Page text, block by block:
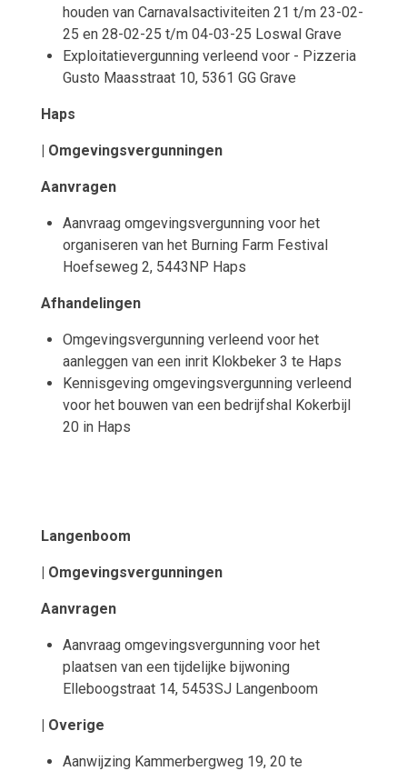
houden van Carnavalsactiviteiten 21 t/m 23-02-
25 en 28-02-25 t/m 04-03-25 Loswal Grave
Exploitatievergunning verleend voor - Pizzeria
Gusto Maasstraat 10, 5361 GG Grave
Haps
| Omgevingsvergunningen
Aanvragen
Aanvraag omgevingsvergunning voor het
organiseren van het Burning Farm Festival
Hoefseweg 2, 5443NP Haps
Afhandelingen
Omgevingsvergunning verleend voor het
aanleggen van een inrit Klokbeker 3 te Haps
Kennisgeving omgevingsvergunning verleend
voor het bouwen van een bedrijfshal Kokerbijl
20 in Haps
Langenboom
| Omgevingsvergunningen
Aanvragen
Aanvraag omgevingsvergunning voor het
plaatsen van een tijdelijke bijwoning
Elleboogstraat 14, 5453SJ Langenboom
| Overige
Aanwijzing Kammerbergweg 19, 20 te